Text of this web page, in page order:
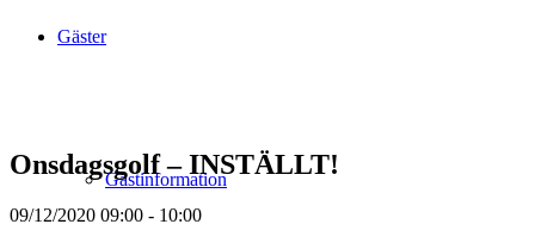
Gäster
Gästinformation
Onsdagsgolf – INSTÄLLT!
09/12/2020 09:00 - 10:00